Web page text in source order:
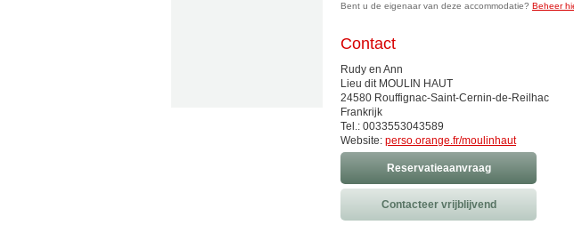
Bent u de eigenaar van deze accommodatie? Beheer
Contact
Rudy en Ann
Lieu dit MOULIN HAUT
24580 Rouffignac-Saint-Cernin-de-Reilhac
Frankrijk
Tel.: 0033553043589
Website: perso.orange.fr/moulinhaut
Reservatieaanvraag
Contacteer vrijblijvend